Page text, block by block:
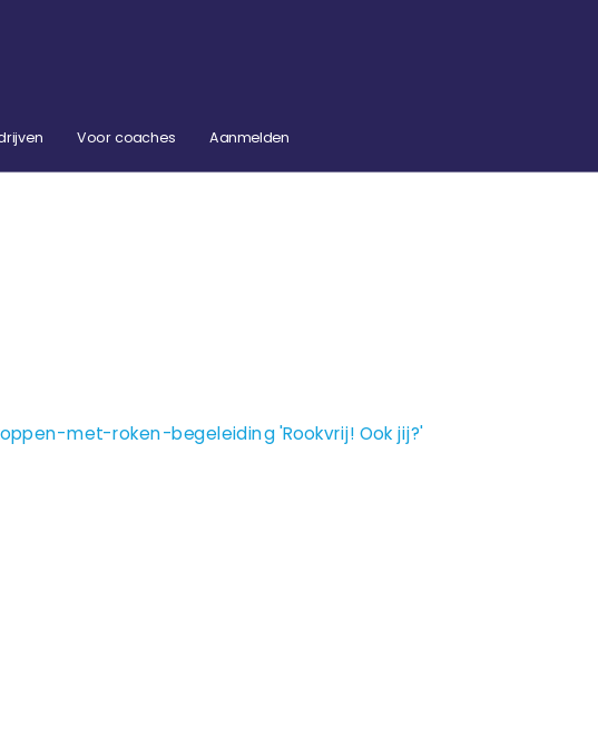
Voor coaches Aanmelden
met-roken-begeleiding 'Rookvrij! Ook jij?'